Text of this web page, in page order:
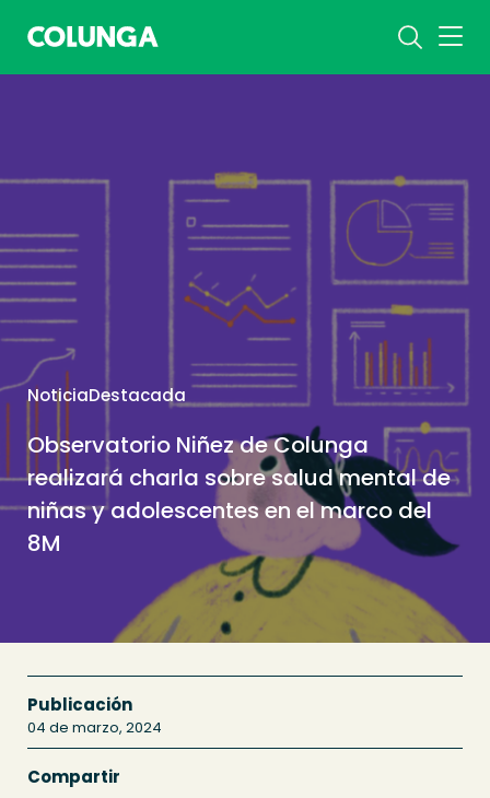
NoticiaDestacada
Observatorio Niñez de Colunga
realizará charla sobre salud mental de
niñas y adolescentes en el marco del
8M
Publicación
04 de marzo, 2024
Compartir